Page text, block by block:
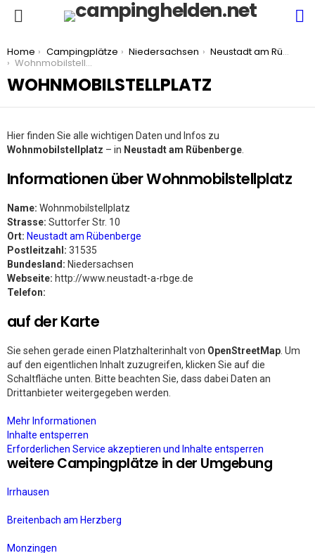
You are here:
Home Campingplätze Niedersachsen
Neustadt am Rübenberge
Wohnmobilstellplatz
WOHNMOBILSTELLPLATZ
Hier finden Sie alle wichtigen Daten und Infos zu
Wohnmobilstellplatz – in Neustadt am Rübenberge
Informationen über Wohnmobilstellplatz
Name: Wohnmobilstellplatz
Strasse: Suttorfer Str. 10
Ort: Neustadt am Rübenberge
Postleitzahl: 31535
Bundesland: Niedersachsen
Webseite: http://www.neustadt-a-rbge.de
Telefon:
auf der Karte
Sie sehen gerade einen Platzhalterinhalt von OpenStreetMap . Um
auf den eigentlichen Inhalt zuzugreifen, klicken Sie auf die
Schaltfläche unten. Bitte beachten Sie, dass dabei Daten an
Drittanbieter weitergegeben werden.
Mehr Informationen
Inhalte entsperren
Erforderlichen Service akzeptieren und Inhalte entsperren
weitere Campingplätze in der Umgebung
Irrhausen
Breitenbach am Herzberg
Monzingen